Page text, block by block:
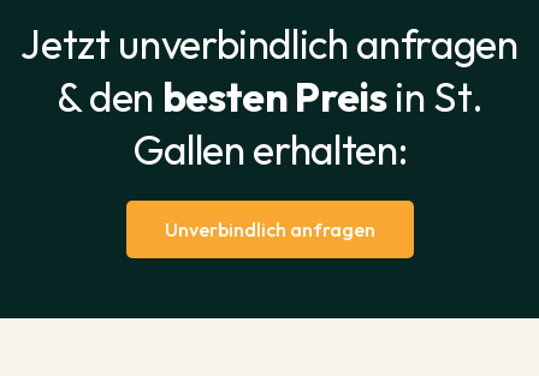
Jetzt unverbindlich anfragen
& den besten Preisin St.
Gallen erhalten:
Unverbindlich anfragen